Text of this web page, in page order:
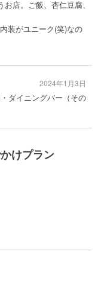
店。ご飯、杏仁豆腐、
装がユニーク(笑)なの
ダイニングバー（その
2024年1月3日
けプラン